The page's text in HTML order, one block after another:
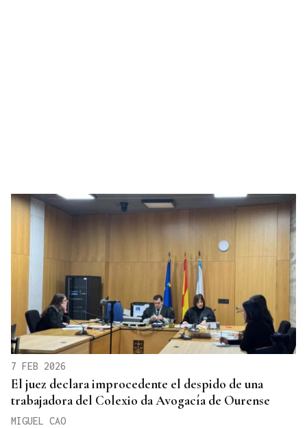
7 FEB 2026
El juez declara improcedente el despido de una
trabajadora del Colexio da Avogacía de Ourense
MIGUEL CAO